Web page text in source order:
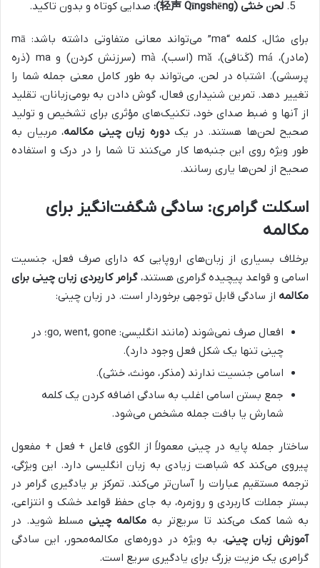
لحن خنثی (轻声 Qīngshēng): صدایی کوتاه و بدون تاکید.
برای مثال، کلمه “ma” می‌تواند معانی متفاوتی داشته باشد: mā
(مادر)، má (کَنافی)، mǎ (اسب)، mà (سرزنش کردن) و ma (ذره
پرسشی). اشتباه در لحن، می‌تواند به طور کامل معنی جمله شما را
تغییر دهد. تمرین شنیداری فعال، گوش دادن به بومی‌زبانان، تقلید
از آنها و ضبط صدای خود، تکنیک‌های مؤثری برای تشخیص و تولید
صحیح لحن‌ها هستند. در یکدوره زبان چینی مکالمه، مربیان به
طور ویژه روی این جنبه‌ها کار می‌کنند تا شما را در درک و استفاده
صحیح از لحن‌ها یاری رسانند.
اسکلت گرامری: سادگی شگفت‌انگیز برای
مکالمه
برخلاف بسیاری از زبان‌های اروپایی که دارای صرف فعل، جنسیت
اسامی و قواعد پیچیده گرامری هستند،گرامر کاربردی زبان چینی برای
مکالمه از سادگی قابل توجهی برخوردار است. در زبان چینی:
افعال صرف نمی‌شوند (مانند انگلیسی: go, went, gone؛ در
چینی تنها یک شکل فعل وجود دارد).
اسامی جنسیت ندارند (مذکر، مونث، خنثی).
جمع بستن اسامی اغلب به سادگی اضافه کردن یک کلمه
شمارش یا بافت جمله مشخص می‌شود.
ساختار جمله پایه در چینی معمولاً از الگوی فاعل + فعل + مفعول
پیروی می‌کند که شباهت زیادی به زبان انگلیسی دارد. این ویژگی،
ترجمه مستقیم عبارات را آسان‌تر می‌کند. تمرکز بر یادگیری گرامر در
بستر جملات کاربردی و روزمره، به جای حفظ قواعد خشک و انتزاعی،
به شما کمک می‌کند تا سریع‌تر به مکالمه چینی مسلط شوید. در
آموزش زبان چینی، به ویژه در دوره‌های مکالمه‌محور، این سادگی
گرامری یک مزیت بزرگ برای یادگیری سریع است.